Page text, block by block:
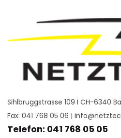
Sihlbruggstrasse 109 I CH-6340
Fax: 041 768 05 06 |
Telefon: 041 768 05 05